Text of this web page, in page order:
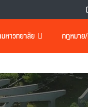
หาวิทยาลัย กฎหมาย/